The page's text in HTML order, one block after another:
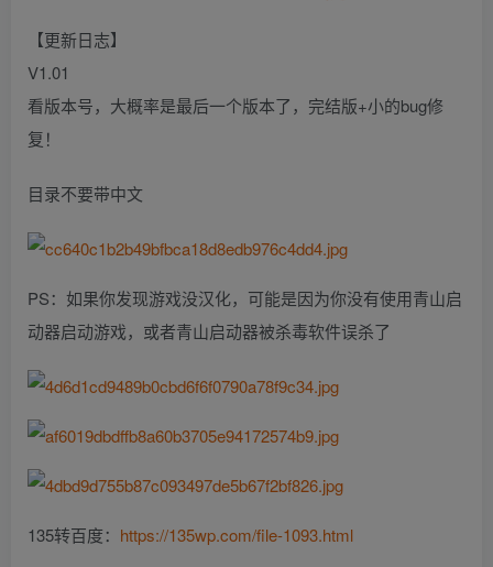
【更新日志】
V1.01
看版本号，大概率是最后一个版本了，完结版+小的bug修
复！
目录不要带中文
PS：如果你发现游戏没汉化，可能是因为你没有使用青山启
动器启动游戏，或者青山启动器被杀毒软件误杀了
135转百度： https://135wp.com/file-1093.html